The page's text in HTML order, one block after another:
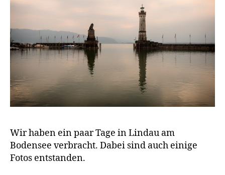
Wir haben ein paar Tage in Lindau am
Bodensee verbracht. Dabei sind auch einige
Fotos entstanden.